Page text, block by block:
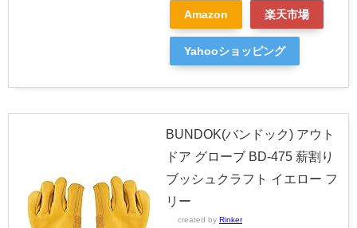
Amazon 楽天市場
Yahooショッピング
BUNDOK(バンドック) アウト
ドア グローブ BD-475 薪割り
ブッシュクラフト イエロー フ
リー
created by Rinker